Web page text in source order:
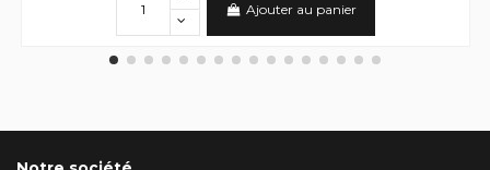
Ajouter au panier